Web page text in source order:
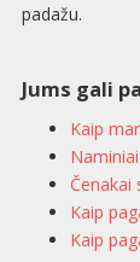
padažu.
Jums gali
Kaip
Čenakai
Kaip
Kaip